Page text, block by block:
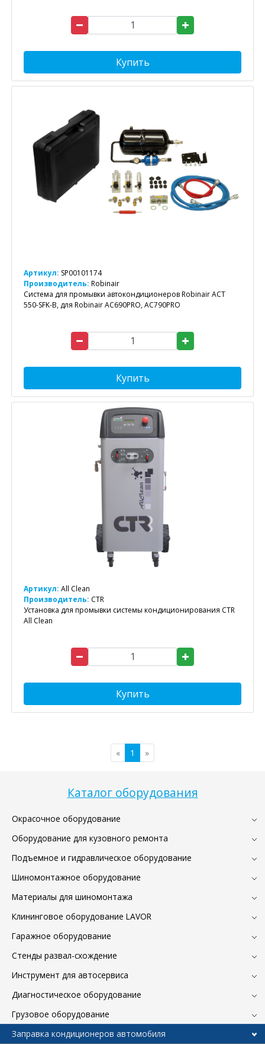
Каталог оборудования
Окрасочное оборудование
Оборудование для кузовного ремонта
Подъемное и гидравлическое оборудование
Шиномонтажное оборудование
Материалы для шиномонтажа
Клининговое оборудование LAVOR
Гаражное оборудование
Стенды развал-схождение
Инструмент для автосервиса
Диагностическое оборудование
Грузовое оборудование
Заправка кондиционеров автомобиля
Купить
Артикул: SP00101174
Производитель: Robinair
Система для промывки автокондиционеров Robinair ACT
550-SFK-B, для Robinair AC690PRO, AC790PRO
Купить
Артикул: All Clean
Производитель: CTR
Установка для промывки системы кондиционирования CTR
All Clean
Купить
« 1 »